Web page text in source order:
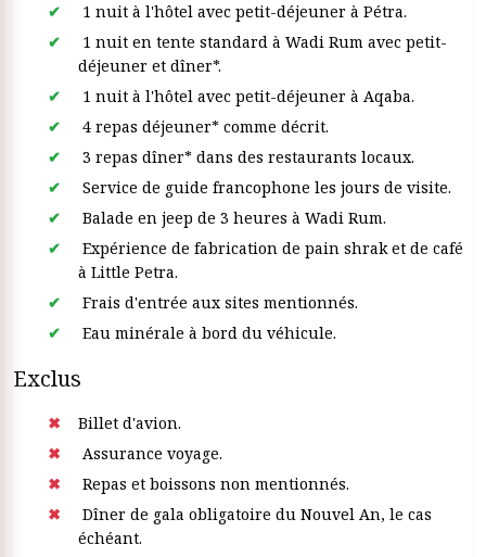
1 nuit à l'hôtel avec petit-déjeuner à Pétra.
1 nuit en tente standard à Wadi Rum avec petit-
déjeuner et dîner*.
1 nuit à l'hôtel avec petit-déjeuner à Aqaba.
4 repas déjeuner* comme décrit.
3 repas dîner* dans des restaurants locaux.
Service de guide francophone les jours de visite.
Balade en jeep de 3 heures à Wadi Rum.
Expérience de fabrication de pain shrak et de café
à Little Petra.
Frais d'entrée aux sites mentionnés.
Eau minérale à bord du véhicule.
Exclus
Billet d'avion.
Assurance voyage.
Repas et boissons non mentionnés.
Dîner de gala obligatoire du Nouvel An, le cas
échéant.